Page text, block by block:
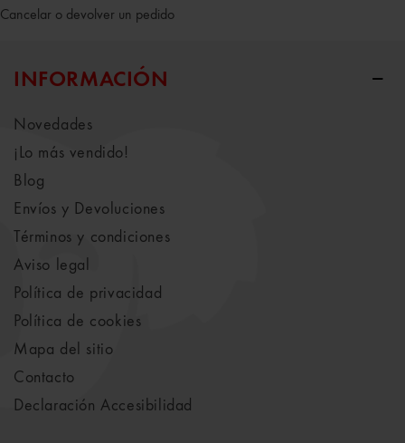
Cancelar o devolver un pedido
INFORMACIÓN
Novedades
¡Lo más vendido!
Blog
Envíos y Devoluciones
Términos y condiciones
Aviso legal
Política de privacidad
Política de cookies
Mapa del sitio
Contacto
Declaración Accesibilidad